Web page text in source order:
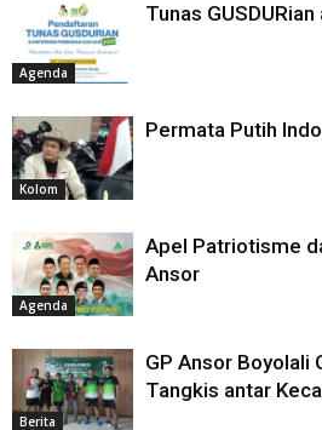
Agenda
Tunas
Kolom
Permata Putih
Agenda
Apel Patriotisme
Ansor
Berita
GP Ansor Boyolali
Tangkis antar